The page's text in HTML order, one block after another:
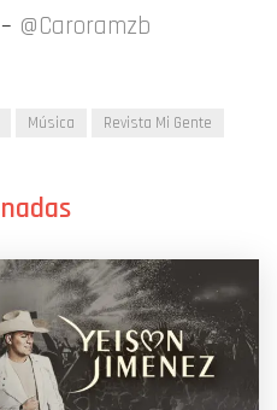
– @Caroramzb
Música Revista Mi Gente